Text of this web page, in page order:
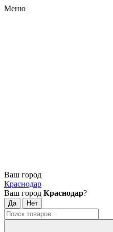
Меню
Ваш город
Краснодар
Ваш город Краснодар?